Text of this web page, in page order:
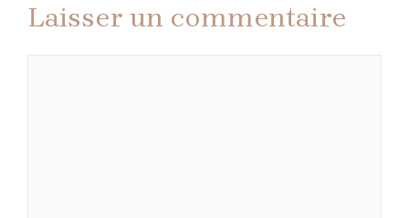
Laisser un commentaire